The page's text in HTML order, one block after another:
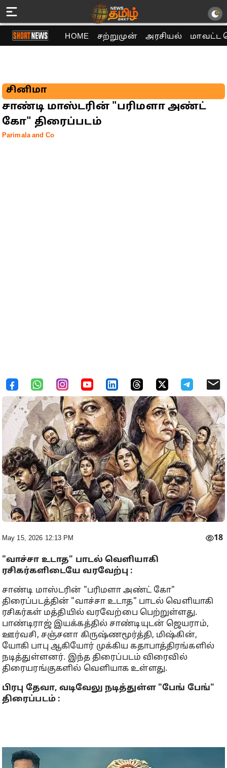
HOME சற்றுமுன் அரசியல் மாவட்ட
சினிமா
சாண்டி மாஸ்டரின் "பரிமளா அண்ட்
கோ" திரைப்படம்
Parimala and Co
May 15, 2026 12:13 PM 18
"வாச்சா உடாத" பாடல் வெளியாகி
ரசிகர்களிடையே வரவேற்பு :
சாண்டி மாஸ்டரின் "பரிமளா அண்ட் கோ"
திரைப்படத்தின் "வாச்சா உடாத" பாடல் வெளியாகி
ரசிகர்கள் மத்தியில் வரவேற்பை பெற்றுள்ளது.
பாண்டிராஜ் இயக்கத்தில் சாண்டியுடன் ஜெயராம்,
ஊர்வசி, சஞ்சனா கிருஷ்ணமூர்த்தி, மிஷ்கின்,
யோகி பாபு ஆகியோர் முக்கிய கதாபாத்திரங்களில்
நடித்துள்ளனர். இந்த திரைப்படம் விரைவில்
திரையரங்குகளில் வெளியாக உள்ளது.
பிரபு தேவா, வடிவேலு நடித்துள்ள "பேங் பேங்"
திரைப்படம் :